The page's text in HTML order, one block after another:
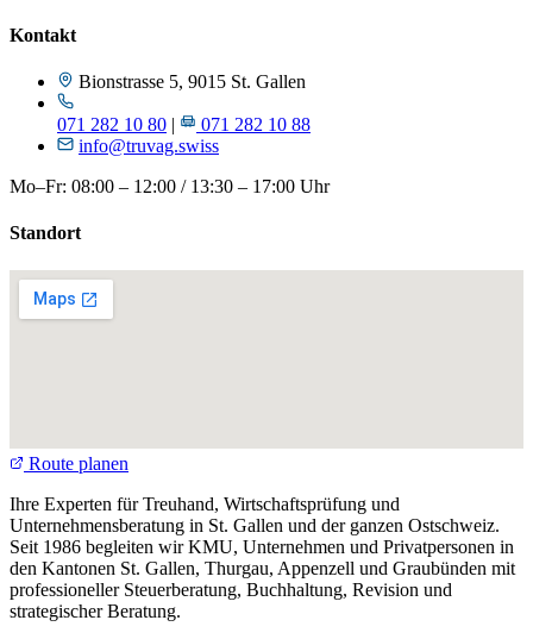
Kontakt
Bionstrasse 5, 9015 St. Gallen
071 282 10 80 |
071 282 10 88
info@truvag.swiss
Mo–Fr: 08:00 – 12:00 / 13:30 – 17:00 Uhr
Standort
Route planen
Ihre Experten für Treuhand, Wirtschaftsprüfung und
Unternehmensberatung in St. Gallen und der ganzen Ostschweiz.
Seit 1986 begleiten wir KMU, Unternehmen und Privatpersonen in
den Kantonen St. Gallen, Thurgau, Appenzell und Graubünden mit
professioneller Steuerberatung, Buchhaltung, Revision und
strategischer Beratung.